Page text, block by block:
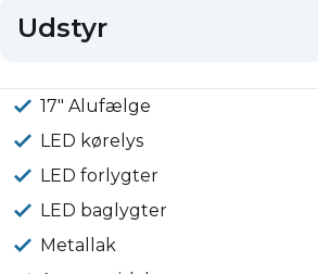
Udstyr
17" Alufælge
LED kørelys
LED forlygter
LED baglygter
Metallak